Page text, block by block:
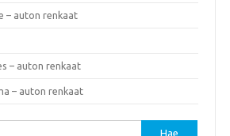
– auton renkaat
– auton renkaat
– auton renkaat